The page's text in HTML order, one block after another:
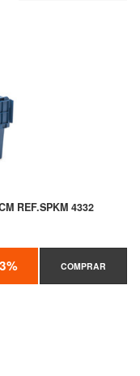
REF.SPKM 4332
COMPRAR